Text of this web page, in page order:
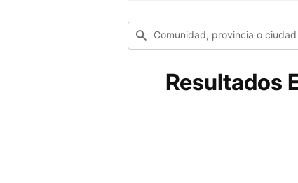
Comunidad, provincia o ciudad
Resultados